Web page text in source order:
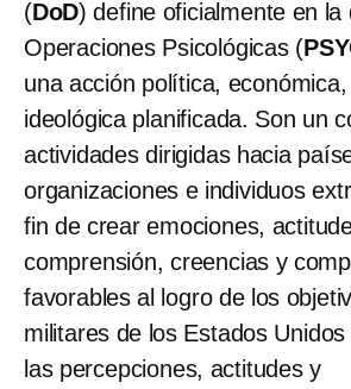
(DoD) define oficialmente en la
Operaciones Psicológicas (
una acción política,
ideológica planificada. Son un
actividades dirigidas hacia
organizaciones e individuos
fin de crear emociones,
comprensión, creencias y
favorables al logro de los
militares de los Estados
las percepciones, actitudes y